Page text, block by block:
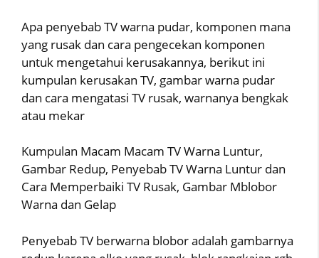
Apa penyebab TV warna pudar, komponen mana
yang rusak dan cara pengecekan komponen
untuk mengetahui kerusakannya, berikut ini
kumpulan kerusakan TV, gambar warna pudar
dan cara mengatasi TV rusak, warnanya bengkak
atau mekar
Kumpulan Macam Macam TV Warna Luntur,
Gambar Redup, Penyebab TV Warna Luntur dan
Cara Memperbaiki TV Rusak, Gambar Mblobor
Warna dan Gelap
Penyebab TV berwarna blobor adalah gambarnya